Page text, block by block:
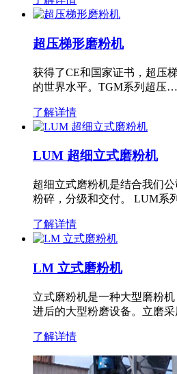
超压梯形磨粉机
获得了CE和国家证书，超压
的世界水平。TGM系列超压…
了解详情
LUM 超细立式磨粉机
超细立式磨粉机是结合我们
粉碎，分级和交付。 LUM系
了解详情
LM 立式磨粉机
立式磨粉机是一种大型磨粉
进后的大型粉磨设备。立磨
了解详情